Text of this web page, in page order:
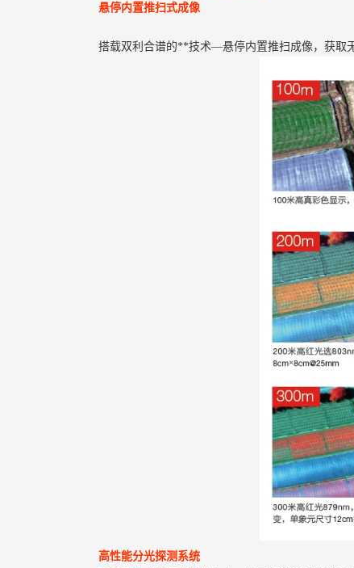
悬停内置推扫式成像
搭载双利合谱的**技术—悬停内置推扫成像，获取
高性能分光探测系统